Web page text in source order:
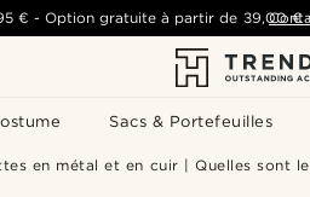
Sacs & Portefeuilles
€ -Option gratuite à partir de 39,00 €
en métal et en cuir | Quelles sont